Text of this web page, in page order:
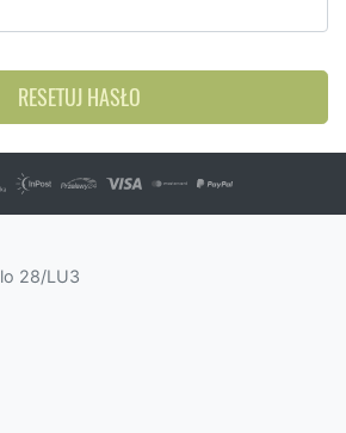
RESETUJ HASŁO
28/LU3